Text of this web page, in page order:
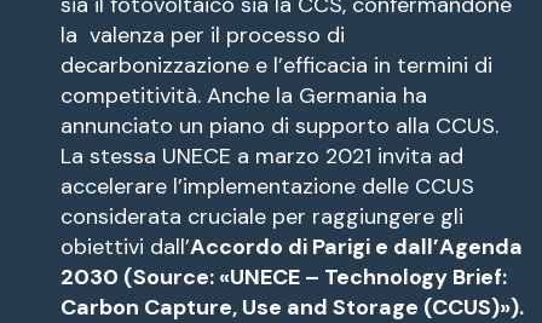
la valenza per il processo di
decarbonizzazione e l’efficacia in termini di
competitività. Anche la Germania ha
annunciato un piano di supporto alla CCUS.
La stessa UNECE a marzo 2021 invita ad
accelerare l’implementazione delle CCUS
considerata cruciale per raggiungere gli
obiettivi dall’Accordo di Parigi e dall’Agenda
2030 (Source: «UNECE – Technology Brief:
Carbon Capture, Use and Storage (CCUS)»).